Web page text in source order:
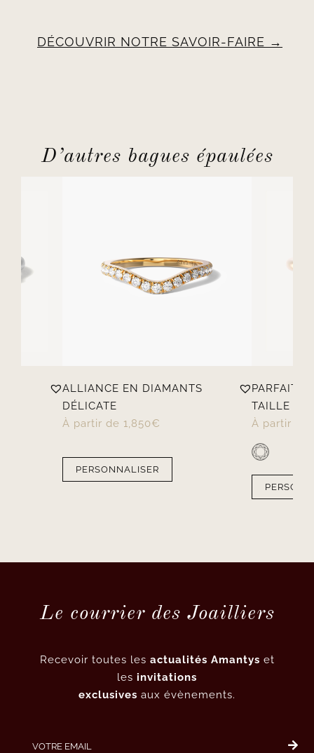
DÉCOUVRIR NOTRE SAVOIR-FAIRE
D’autres bagues épaulées
ALLIANCE EN DIAMANTS
DÉLICATE
À partir de 1,850€
PERSONNALISER
PARFAITE
TAILLE
À partir de
Le courrier des Joailliers
Recevoir toutes les actualités Amantys et
les invitations
exclusives aux évènements.